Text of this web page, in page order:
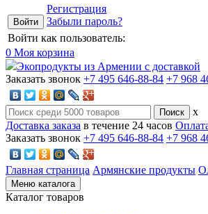
Регистрация
Забыли пароль?
Войти как пользователь:
0 Моя корзина
Экопродукты из Армении с доставкой
Заказать звонок +7 495 646-88-84 +7 968
x
Доставка заказа в течение 24 часов
Заказать звонок +7 495 646-88-84 +7 968
Главная страница Армянские продукты
Меню каталога
Каталог товаров